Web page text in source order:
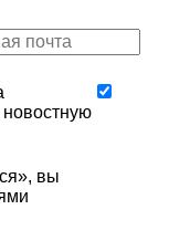
новостную
вы